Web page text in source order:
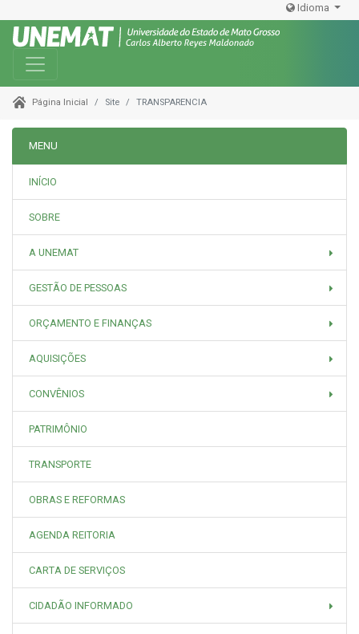
Idioma
Toggle navigation
Página Inicial Site TRANSPARENCIA
MENU
INÍCIO
SOBRE
A UNEMAT
GESTÃO DE PESSOAS
ORÇAMENTO E FINANÇAS
AQUISIÇÕES
CONVÊNIOS
PATRIMÔNIO
TRANSPORTE
OBRAS E REFORMAS
AGENDA REITORIA
CARTA DE SERVIÇOS
CIDADÃO INFORMADO